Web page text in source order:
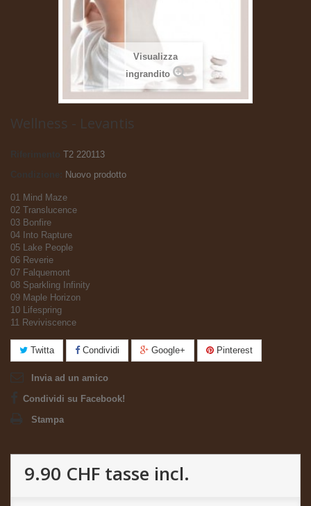
Visualizza
ingrandito
Wellness - Levantis
Riferimento
T2 220113
Nuovo prodotto
01 Mind Maze
02 Translucence
03 Bonfire
04 Into Rapture
05 Lake People
06 Reverie
07 Falquemont
08 Sparkling Infinity
09 Maple Horizon
10 Lifespring
11 Reviviscence
Twitta Condividi Google+ Pinterest
Invia ad un amico
Condividi su Facebook!
Stampa
9.90 CHF tasse incl.